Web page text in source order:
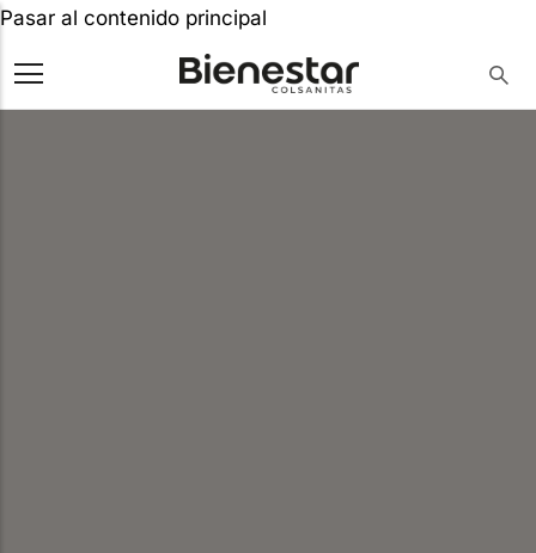
Pasar al contenido principal